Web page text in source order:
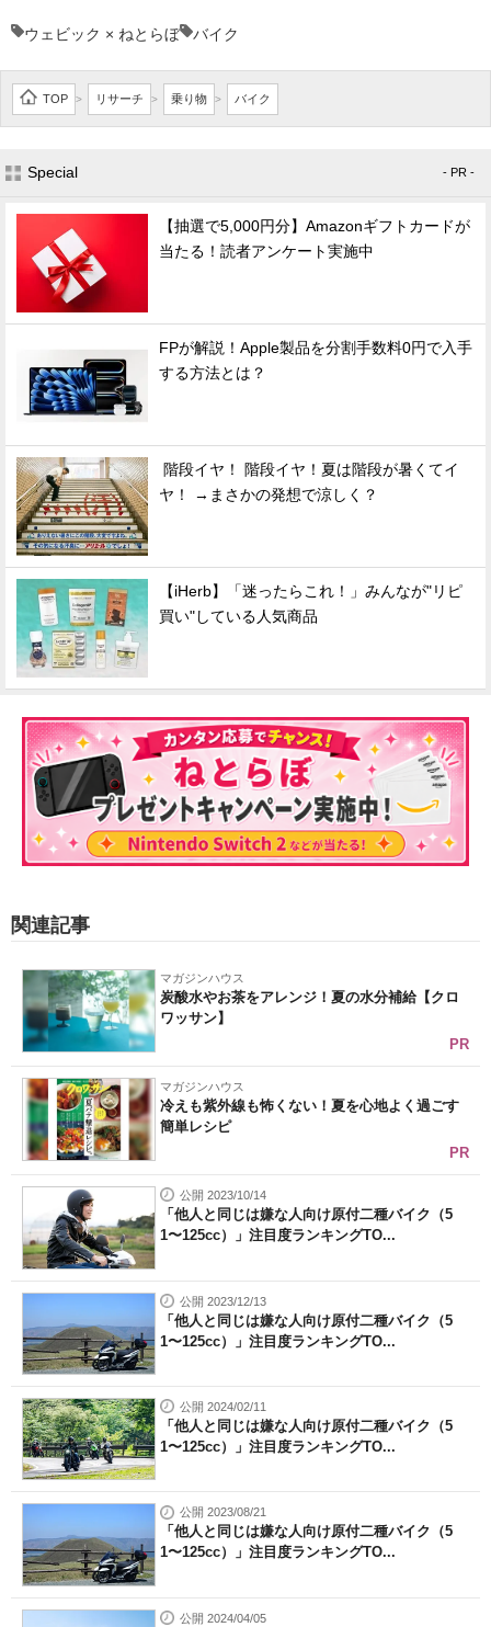
ウェビック × ねとらぼ バイク
TOP > リサーチ > 乗り物 > バイク
Special - PR -
【抽選で5,000円分】Amazonギフトカードが
当たる！読者アンケート実施中
FPが解説！Apple製品を分割手数料0円で入手
する方法とは？
階段イヤ！ 階段イヤ！夏は階段が暑くてイ
ヤ！ →まさかの発想で涼しく？
【iHerb】「迷ったらこれ！」みんなが"リピ
買い"している人気商品
関連記事
マガジンハウス
炭酸水やお茶をアレンジ！夏の水分補給【クロ
ワッサン】
PR
マガジンハウス
冷えも紫外線も怖くない！夏を心地よく過ごす
簡単レシピ
PR
公開 2023/10/14
「他人と同じは嫌な人向け原付二種バイク（5
1〜125cc）」注目度ランキングTO...
公開 2023/12/13
「他人と同じは嫌な人向け原付二種バイク（5
1〜125cc）」注目度ランキングTO...
公開 2024/02/11
「他人と同じは嫌な人向け原付二種バイク（5
1〜125cc）」注目度ランキングTO...
公開 2023/08/21
「他人と同じは嫌な人向け原付二種バイク（5
1〜125cc）」注目度ランキングTO...
公開 2024/04/05